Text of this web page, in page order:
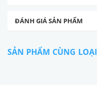
ĐÁNH GIÁ SẢN PHẨM
SẢN PHẨM CÙNG LOẠI